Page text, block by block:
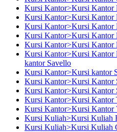
Kursi Kantor>Kursi Kantor
Kursi Kantor>Kursi Kantor
Kursi Kantor>Kursi Kantor
Kursi Kantor>Kursi Kantor
Kursi Kantor>Kursi Kantor
Kursi Kantor>Kursi Kantor
kantor Savello
Kursi Kantor>Kursi kantor
Kursi Kantor>Kursi Kantor
Kursi Kantor>Kursi Kantor
Kursi Kantor>Kursi Kantor
Kursi Kantor>Kursi Kantor
Kursi Kuliah>Kursi Kuliah
Kursi Kuliah>Kursi Kuliah